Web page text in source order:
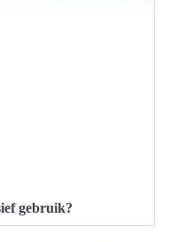
gebruik?